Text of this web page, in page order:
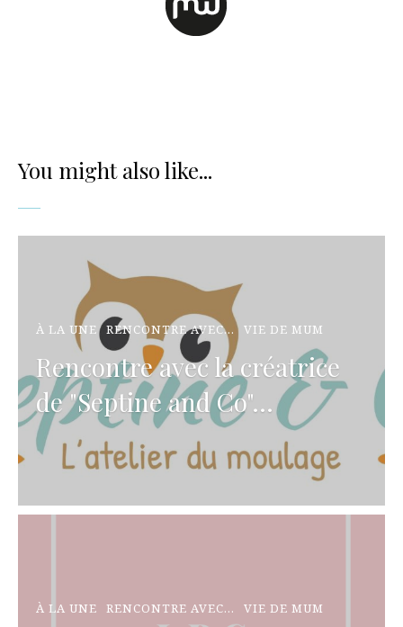
You might also like...
À LA UNE RENCONTRE AVEC... VIE DE MUM
Rencontre avec la créatrice
de "Septine and Co"...
À LA UNE RENCONTRE AVEC... VIE DE MUM